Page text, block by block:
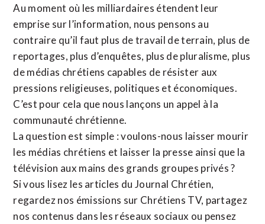
Au moment où les milliardaires étendent leur
emprise sur l’information, nous pensons au
contraire qu’il faut plus de travail de terrain, plus de
reportages, plus d’enquêtes, plus de pluralisme, plus
de médias chrétiens capables de résister aux
pressions religieuses, politiques et économiques.
C’est pour cela que nous lançons un appel à la
communauté chrétienne.
La question est simple : voulons-nous laisser mourir
les médias chrétiens et laisser la presse ainsi que la
télévision aux mains des grands groupes privés ?
Si vous lisez les articles du Journal Chrétien,
regardez nos émissions sur Chrétiens TV, partagez
nos contenus dans les réseaux sociaux ou pensez